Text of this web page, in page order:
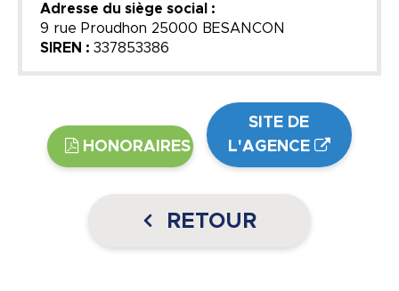
Adresse du siège social :
9 rue Proudhon 25000 BESANCON
SIREN : 337853386
HONORAIRES
SITE DE
L'AGENCE
RETOUR